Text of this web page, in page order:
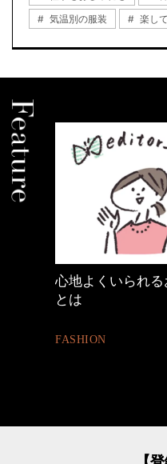
気温別の服装
楽し
優木まおみさん
割。」
LIFESTYLE